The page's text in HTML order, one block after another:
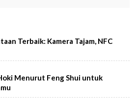
Terbaik: Kamera Tajam, NFC
Menurut Feng Shui untuk